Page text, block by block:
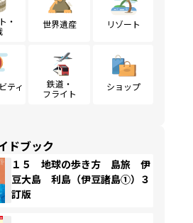
・
世界遺産 リゾート
ティ
鉄道・
フライト
ショップ
ドブック
１５ 地球の歩き方 島旅 伊
豆大島 利島（伊豆諸島①）３
訂版